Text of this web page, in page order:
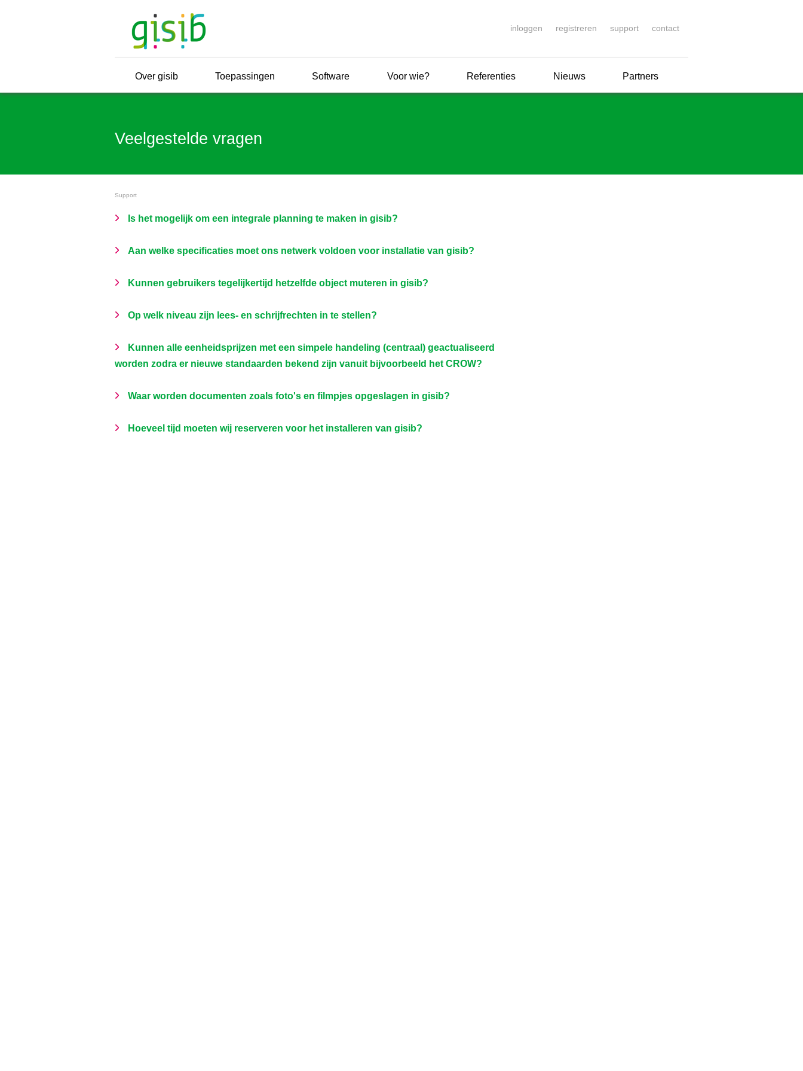
inloggen registreren support contact
Over gisib Toepassingen Software Voor wie? Referenties Nieuws Partners
Veelgestelde vragen
Support
Is het mogelijk om een integrale planning te maken in gisib?
Aan welke specificaties moet ons netwerk voldoen voor installatie van gisib?
Kunnen gebruikers tegelijkertijd hetzelfde object muteren in gisib?
Op welk niveau zijn lees- en schrijfrechten in te stellen?
Kunnen alle eenheidsprijzen met een simpele handeling (centraal) geactualiseerd
worden zodra er nieuwe standaarden bekend zijn vanuit bijvoorbeeld het CROW?
Waar worden documenten zoals foto's en filmpjes opgeslagen in gisib?
Hoeveel tijd moeten wij reserveren voor het installeren van gisib?